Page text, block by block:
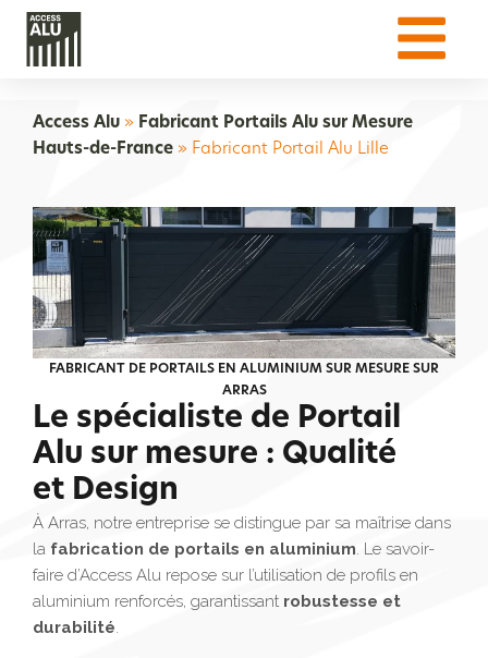
Access Alu » Fabricant Portails Alu sur Mesure
Hauts-de-France » Fabricant Portail Alu Lille
FABRICANT DE PORTAILS EN ALUMINIUM SUR MESURE SUR
ARRAS
Le spécialiste de Portail
Alu sur mesure : Qualité
et Design
À Arras, notre entreprise se distingue par sa maîtrise dans
la fabrication de portails en aluminium. Le savoir-
faire d’Access Alu repose sur l’utilisation de profils en
aluminium renforcés, garantissant robustesse et
durabilité.